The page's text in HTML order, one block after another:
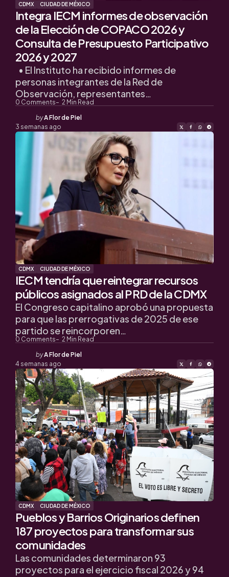
CDMX CIUDAD DE MÉXICO
Integra IECM informes de observación
de la Elección de COPACO 2026 y
Consulta de Presupuesto Participativo
2026 y 2027
0 Comments 2 Min Read
• El Instituto ha recibido informes de
personas integrantes de la Red de
Observación, representantes…
Posted
by
byA Flor de Piel
3 semanas ago
CDMX CIUDAD DE MÉXICO
IECM tendría que reintegrar recursos
públicos asignados al PRD de la CDMX
0 Comments 2 Min Read
El Congreso capitalino aprobó una propuesta
para que las prerrogativas de 2025 de ese
partido se reincorporen…
Posted
by
byA Flor de Piel
4 semanas ago
CDMX CIUDAD DE MÉXICO
Pueblos y Barrios Originarios definen
187 proyectos para transformar sus
comunidades
Las comunidades determinaron 93
proyectos para el ejercicio fiscal 2026 y 94